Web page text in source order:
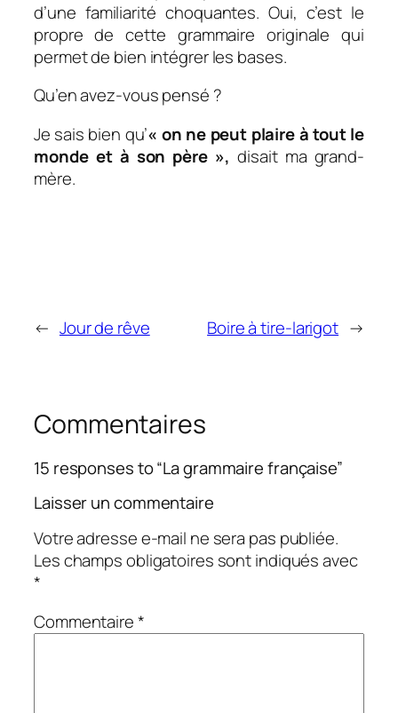
d’une familiarité choquantes. Oui, c’est le
propre de cette grammaire originale qui
permet de bien intégrer les bases.
Qu’en avez-vous pensé ?
Je sais bien qu’« on ne peut plaire à tout le
monde et à son père », disait ma grand-
mère.
← Jour de rêve Boire à tire-larigot →
Commentaires
15 responses to “La grammaire française”
Laisser un commentaire
Votre adresse e-mail ne sera pas publiée.
Les champs obligatoires sont indiqués avec
*
Commentaire*